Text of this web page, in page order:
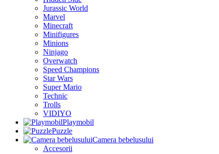
Jurassic World
Marvel
Minecraft
Minifigures
Minions
Ninjago
Overwatch
Speed Champions
Star Wars
Super Mario
Technic
Trolls
VIDIYO
Playmobil
Puzzle
Camera bebelusului
Accesorii